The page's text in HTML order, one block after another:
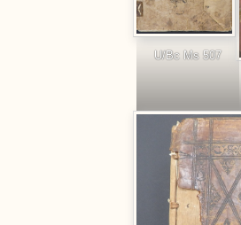
U/Bc Ms 507